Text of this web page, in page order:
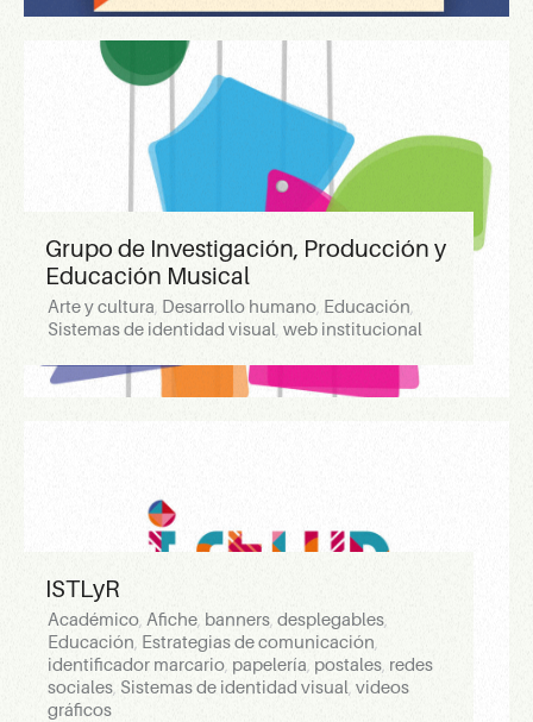
Grupo de Investigación, Producción y
Educación Musical
Arte y cultura, Desarrollo humano, Educación,
Sistemas de identidad visual, web institucional
ISTLyR
Académico, Afiche, banners, desplegables,
Educación, Estrategias de comunicación,
identificador marcario, papelería, postales, redes
sociales, Sistemas de identidad visual, videos
gráficos